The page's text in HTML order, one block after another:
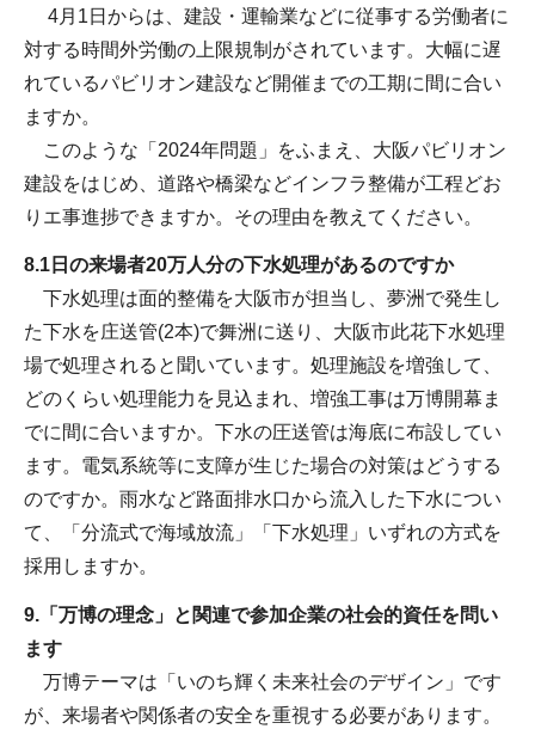
4月1日からは、建設・運輸業などに従事する労働者に
対する時間外労働の上限規制がされています。大幅に遅
れているパビリオン建設など開催までの工期に間に合い
ますか。
このような「2024年問題」をふまえ、大阪パビリオン
建設をはじめ、道路や橋梁などインフラ整備が工程どお
りエ事進捗できますか。その理由を教えてください。
8.1日の来場者20万人分の下水処理があるのですか
下水処理は面的整備を大阪市が担当し、夢洲で発生し
た下水を庄送管(2本)で舞洲に送り、大阪市此花下水処理
場で処理されると聞いています。処理施設を増強して、
どのくらい処理能力を見込まれ、増強工事は万博開幕ま
でに間に合いますか。下水の圧送管は海底に布設してい
ます。電気系統等に支障が生じた場合の対策はどうする
のですか。雨水など路面排水口から流入した下水につい
て、「分流式で海域放流」「下水処理」いずれの方式を
採用しますか。
9.「万博の理念」と関連で参加企業の社会的資任を問い
ます
万博テーマは「いのち輝く未来社会のデザイン」です
が、来場者や関係者の安全を重視する必要があります。